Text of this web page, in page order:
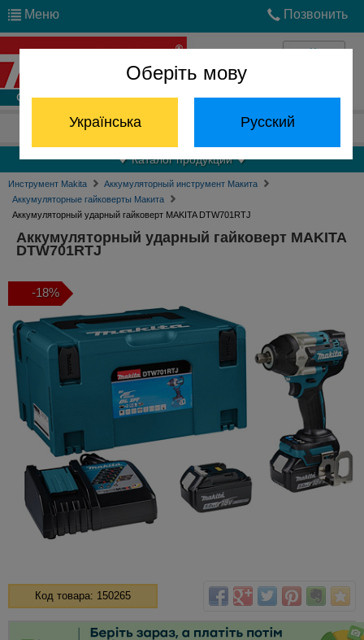
Оберіть мову
Українська Русский
Меню Позвонить
Войти
Отдел запчастей: (068) 824-24-24
Каталог продукции
Инструмент Makita
Аккумуляторный инструмент Макита
Аккумуляторные гайковерты Макита
Аккумуляторный ударный гайковерт MAKITA DTW701RTJ
Аккумуляторный ударный гайковерт MAKITA
DTW701RTJ
-18%
Код товара: 150265